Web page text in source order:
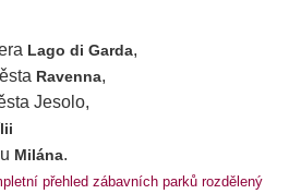
Lago di Garda,
Ravenna,
Jesolo,
Milána.
přehled zábavních parků rozdělený